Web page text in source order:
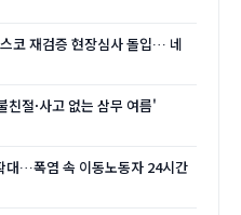
코 재검증 현장심사 돌입… 네
친절·사고 없는 삼무 여름'
대…폭염 속 이동노동자 24시간